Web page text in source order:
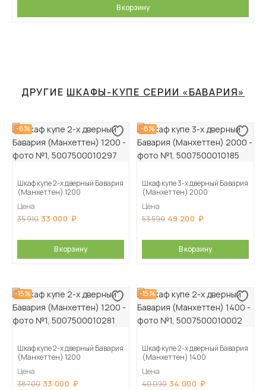
В корзину
ДРУГИЕ ШКАФЫ-КУПЕ СЕРИИ «БАВАРИЯ»
-8%
Шкаф купе 2-х дверный Бавария
(Манхеттен) 1200
Цена
35 910 33 000
В корзину
-8%
Шкаф купе 3-х дверный Бавария
(Манхеттен) 2000
Цена
53 590 49 200
В корзину
-15%
Шкаф купе 2-х дверный Бавария
(Манхеттен) 1200
Цена
38 700 33 000
-15%
Шкаф купе 2-х дверный Бавария
(Манхеттен) 1400
Цена
40 090 34 000